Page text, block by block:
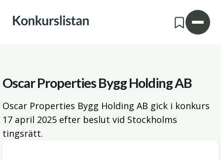
Oscar Properties Bygg Holding AB
Oscar Properties Bygg Holding AB gick i konkurs
17 april 2025 efter beslut vid Stockholms
tingsrätt.